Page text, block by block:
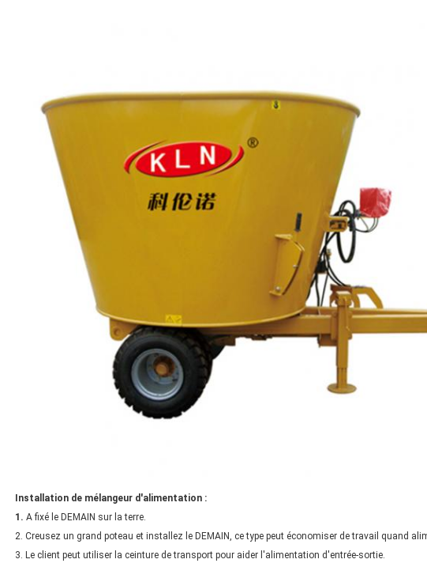
Installation de mélangeur d'alimentation :
1. A fixé le DEMAIN sur la terre.
2. Creusez un grand poteau et installez le DEMAIN, ce type peut économiser de travail quand
3. Le client peut utiliser la ceinture de transport pour aider l'alimentation d'entrée-sortie.